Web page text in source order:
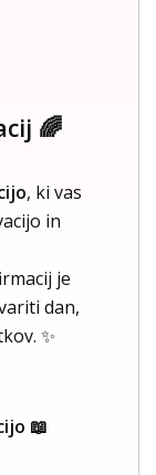
🌈
, ki vas
in
je
dan,
✨
📖